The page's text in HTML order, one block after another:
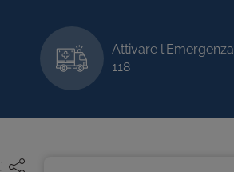
Attivare l'Emergenza
118